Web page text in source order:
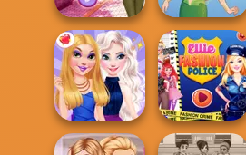
Casual Weekend
Fashionistas
Cute Mermaid